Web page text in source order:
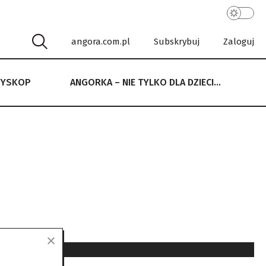
angora.com.pl Subskrybuj Zaloguj
ANGORKA – NIE TYLKO DLA DZIECI…
NIE TYLKO DLA DZIECI…